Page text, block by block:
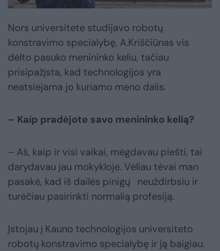
Nors universitete studijavo robotų
konstravimo specialybę, A.Kriščiūnas vis
dėlto pasuko menininko keliu, tačiau
prisipažįsta, kad technologijos yra
neatsiejama jo kuriamo meno dalis.
– Kaip pradėjote savo menininko kelią?
– Aš, kaip ir visi vaikai, mėgdavau piešti, tai
darydavau jau mokykloje. Vėliau tėvai man
pasakė, kad iš dailės pinigų neuždirbsiu ir
turėčiau pasirinkti normalią profesiją.
Įstojau į Kauno technologijos universiteto
robotų konstravimo specialybę ir ją baigiau.